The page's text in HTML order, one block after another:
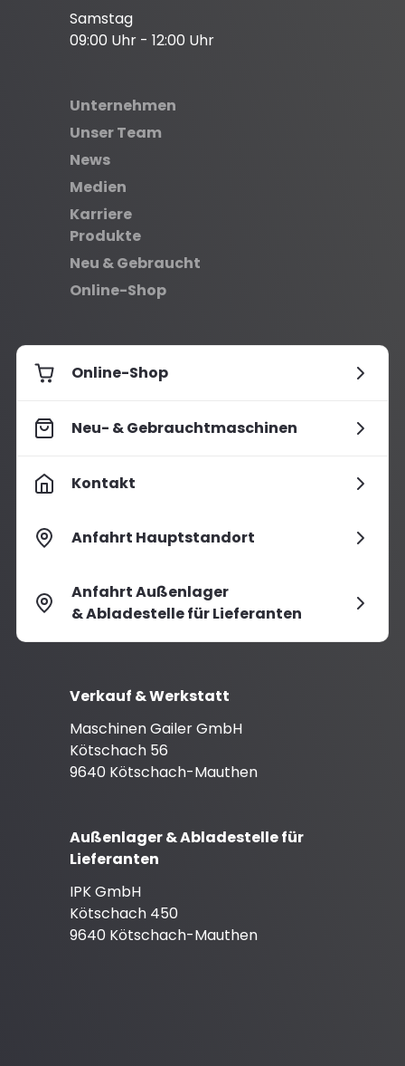
Samstag
09:00 Uhr - 12:00 Uhr
Unternehmen
Unser Team
News
Medien
Karriere
Produkte
Neu & Gebraucht
Online-Shop
Online-Shop
Neu- & Gebrauchtmaschinen
Kontakt
Anfahrt Hauptstandort
Anfahrt Außenlager
& Abladestelle für Lieferanten
Verkauf & Werkstatt
Maschinen Gailer GmbH
Kötschach 56
9640 Kötschach-Mauthen
Außenlager & Abladestelle für
Lieferanten
IPK GmbH
Kötschach 450
9640 Kötschach-Mauthen